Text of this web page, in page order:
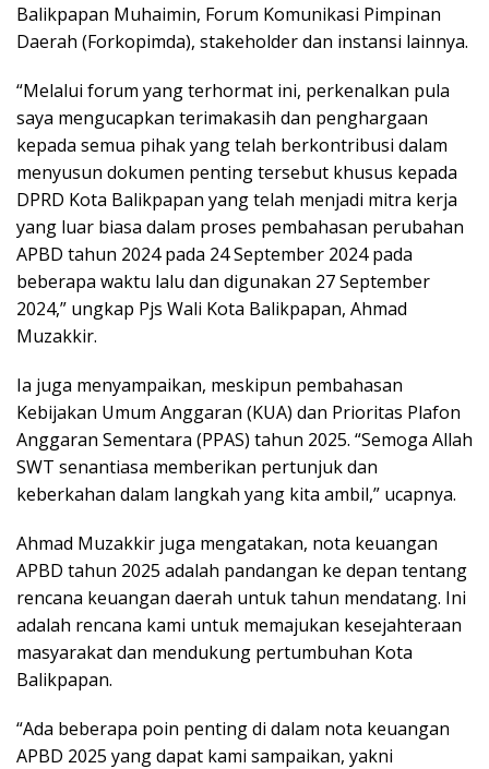
Balikpapan Muhaimin, Forum Komunikasi Pimpinan
Daerah (Forkopimda), stakeholder dan instansi lainnya.
“Melalui forum yang terhormat ini, perkenalkan pula
saya mengucapkan terimakasih dan penghargaan
kepada semua pihak yang telah berkontribusi dalam
menyusun dokumen penting tersebut khusus kepada
DPRD Kota Balikpapan yang telah menjadi mitra kerja
yang luar biasa dalam proses pembahasan perubahan
APBD tahun 2024 pada 24 September 2024 pada
beberapa waktu lalu dan digunakan 27 September
2024,” ungkap Pjs Wali Kota Balikpapan, Ahmad
Muzakkir.
Ia juga menyampaikan, meskipun pembahasan
Kebijakan Umum Anggaran (KUA) dan Prioritas Plafon
Anggaran Sementara (PPAS) tahun 2025. “Semoga Allah
SWT senantiasa memberikan pertunjuk dan
keberkahan dalam langkah yang kita ambil,” ucapnya.
Ahmad Muzakkir juga mengatakan, nota keuangan
APBD tahun 2025 adalah pandangan ke depan tentang
rencana keuangan daerah untuk tahun mendatang. Ini
adalah rencana kami untuk memajukan kesejahteraan
masyarakat dan mendukung pertumbuhan Kota
Balikpapan.
“Ada beberapa poin penting di dalam nota keuangan
APBD 2025 yang dapat kami sampaikan, yakni